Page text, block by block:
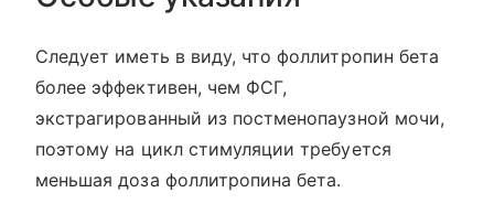
Следует иметь в виду, что фоллитропин бета
более эффективен, чем ФСГ,
экстрагированный из постменопаузной мочи,
поэтому на цикл стимуляции требуется
меньшая доза фоллитропина бета.